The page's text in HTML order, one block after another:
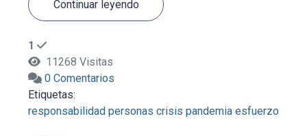
Continuar leyendo
1
11268 Visitas
0 Comentarios
Etiquetas:
responsabilidad personas crisis pandemia esfuerzo